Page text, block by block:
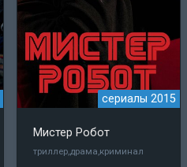
сериалы 2015
Мистер Робот
триллер,драма,криминал